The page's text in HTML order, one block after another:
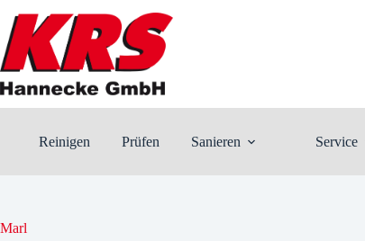
Inhalt
springen
Reinigen Prüfen Sanieren Service
Marl